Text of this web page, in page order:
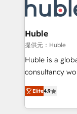
COS Design
Provider of the
Partner
Slash months
Click "Contact
Integration
of your tech stack,
Netsuite 🤖
the rare
Accreditation,
Huble
提供元：Huble
Huble is a
consultancy
businesses. We go beyond implementation, shaping
the strategy,
HubSpot into a
Elite4.9